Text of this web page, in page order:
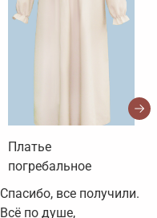
Платье
погребальное
Спасибо, все получили.
Всё по душе,